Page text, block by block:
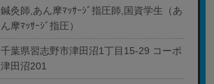
鍼灸師,あん摩ﾏｯｻｰｼﾞ指圧師,国資学生（あ
ん摩ﾏｯｻｰｼﾞ指圧）
千葉県習志野市津田沼1丁目15-29 コーポ
津田沼201